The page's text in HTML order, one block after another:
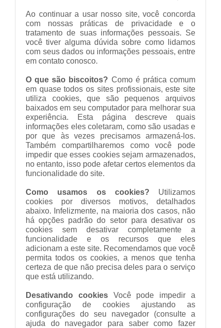
Ao continuar a usar nosso site, você concorda
com nossas práticas de privacidade e o
tratamento de suas informações pessoais. Se
você tiver alguma dúvida sobre como lidamos
com seus dados ou informações pessoais, entre
em contato conosco.
O que são biscoitos? Como é prática comum
em quase todos os sites profissionais, este site
utiliza cookies, que são pequenos arquivos
baixados em seu computador para melhorar sua
experiência. Esta página descreve quais
informações eles coletaram, como são usadas e
por que às vezes precisamos armazená-los.
Também compartilharemos como você pode
impedir que esses cookies sejam armazenados,
no entanto, isso pode afetar certos elementos da
funcionalidade do site.
Como usamos os cookies? Utilizamos
cookies por diversos motivos, detalhados
abaixo. Infelizmente, na maioria dos casos, não
há opções padrão do setor para desativar os
cookies sem desativar completamente a
funcionalidade e os recursos que eles
adicionam a este site. Recomendamos que você
permita todos os cookies, a menos que tenha
certeza de que não precisa deles para o serviço
que está utilizando.
Desativando cookiesVocê pode impedir a
configuração de cookies ajustando as
configurações do seu navegador (consulte a
ajuda do navegador para saber como fazer